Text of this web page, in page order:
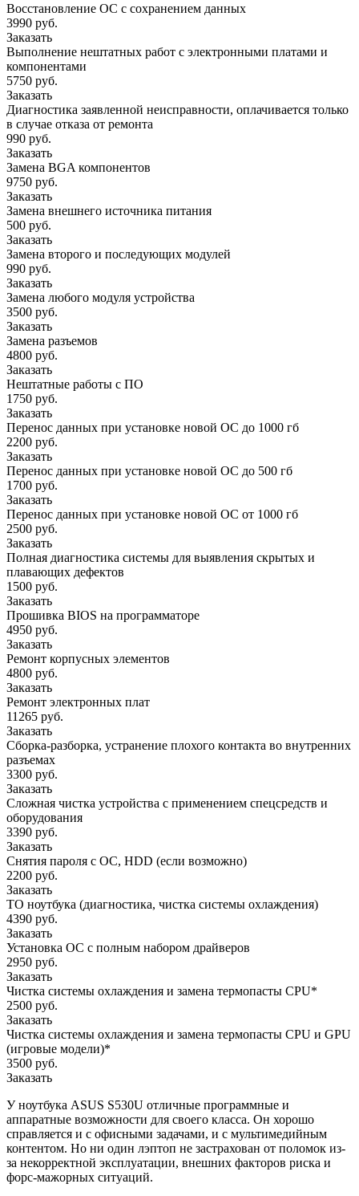
Восстановление ОС с сохранением данных
3990 руб.
Заказать
Выполнение нештатных работ с электронными платами и
компонентами
5750 руб.
Заказать
Диагностика заявленной неисправности, оплачивается только
в случае отказа от ремонта
990 руб.
Заказать
Замена BGA компонентов
9750 руб.
Заказать
Замена внешнего источника питания
500 руб.
Заказать
Замена второго и последующих модулей
990 руб.
Заказать
Замена любого модуля устройства
3500 руб.
Заказать
Замена разъемов
4800 руб.
Заказать
Нештатные работы с ПО
1750 руб.
Заказать
Перенос данных при установке новой ОС до 1000 гб
2200 руб.
Заказать
Перенос данных при установке новой ОС до 500 гб
1700 руб.
Заказать
Перенос данных при установке новой ОС от 1000 гб
2500 руб.
Заказать
Полная диагностика системы для выявления скрытых и
плавающих дефектов
1500 руб.
Заказать
Прошивка BIOS на программаторе
4950 руб.
Заказать
Ремонт корпусных элементов
4800 руб.
Заказать
Ремонт электронных плат
11265 руб.
Заказать
Сборка-разборка, устранение плохого контакта во внутренних
разъемах
3300 руб.
Заказать
Сложная чистка устройства с применением спецсредств и
оборудования
3390 руб.
Заказать
Снятия пароля с OC, HDD (если возможно)
2200 руб.
Заказать
ТО ноутбука (диагностика, чистка системы охлаждения)
4390 руб.
Заказать
Установка ОС с полным набором драйверов
2950 руб.
Заказать
Чистка системы охлаждения и замена термопасты CPU*
2500 руб.
Заказать
Чистка системы охлаждения и замена термопасты CPU и GPU
(игровые модели)*
3500 руб.
Заказать
У ноутбука ASUS S530U отличные программные и
аппаратные возможности для своего класса. Он хорошо
справляется и с офисными задачами, и с мультимедийным
контентом. Но ни один лэптоп не застрахован от поломок из-
за некорректной эксплуатации, внешних факторов риска и
форс-мажорных ситуаций.